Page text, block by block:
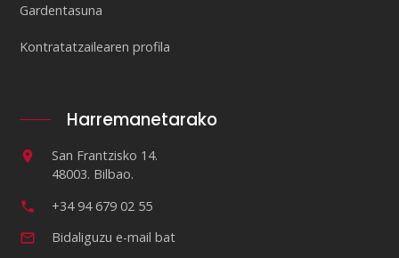
Gardentasuna
Kontratatzailearen profila
Harremanetarako
San Frantzisko 14.
48003. Bilbao.
+34 94 679 02 55
Bidaliguzu e-mail bat